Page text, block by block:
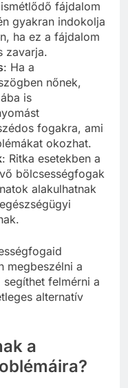
fájdalom
gyakran indokolja
ha ez a fájdalom
zavarja.
: Ha a
nőnek,
is
fogakra, ami
okozhat.
: Ritka esetekben a
bölcsességfogak
alakulhatnak
megbeszélni a
felmérni a
alternatív
a